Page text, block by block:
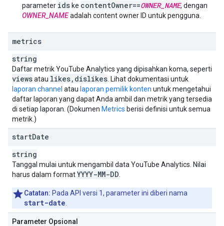
parameter ids ke contentOwner==OWNER_NAME, dengan
OWNER_NAMEadalah content owner ID untuk pengguna.
metrics
string
Daftar metrikYouTube Analytics yang dipisahkan koma, seperti
viewsatau likes, dislikes . Lihat dokumentasi untuk
laporan channel atau laporan pemilik konten untuk mengetahui
daftar laporan yang dapat Anda ambil dan metrik yang tersedia
di setiap laporan. (Dokumen Metrics berisi definisi untuk semua
metrik.)
startDate
string
Tanggal mulai untuk mengambil data YouTube Analytics . Nilai
harus dalam formatYYYY-MM-DD
Catatan: Pada API versi 1, parameter ini diberi nama
start-date
Parameter Opsional